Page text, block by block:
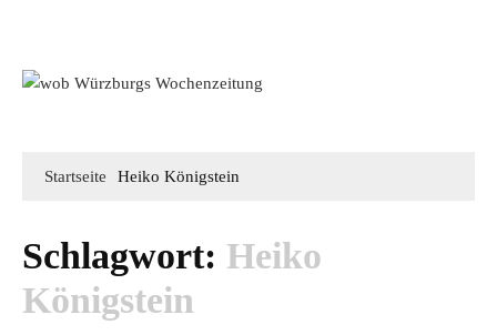
Startseite Heiko Königstein
Schlagwort: Heiko
Königstein